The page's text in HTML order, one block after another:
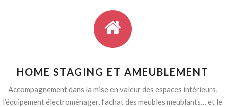
HOME STAGING ET AMEUBLEMENT
Accompagnement dans la mise en valeur des espaces intérieurs,
l’équipement électroménager, l’achat des meubles meublants… et le